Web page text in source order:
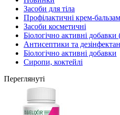
Засоби для тіла
Профілактичні крем-
Засоби косметичні
Біологічно активні добавки
Антисептики та
Біологічно активні добавки
Сиропи, коктейлі
Переглянуті